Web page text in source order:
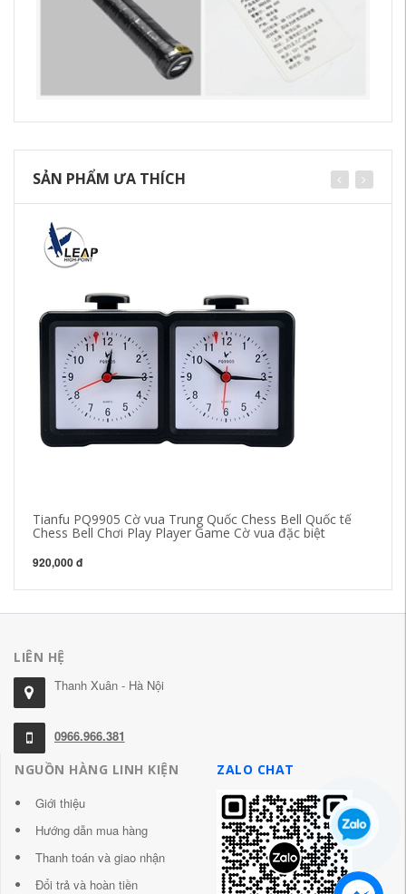
SẢN PHẨM ƯA THÍCH
Tianfu PQ9905 Cờ vua Trung Quốc Chess Bell Quốc tế
Chess Bell Chơi Play Player Game Cờ vua đặc biệt
920,000 đ
LIÊN HỆ
Thanh Xuân - Hà Nội
0966.966.381
NGUỒN HÀNG LINH KIỆN
Giới thiệu
Hướng dẫn mua hàng
Thanh toán và giao nhận
Đổi trả và hoàn tiền
ZALO CHAT